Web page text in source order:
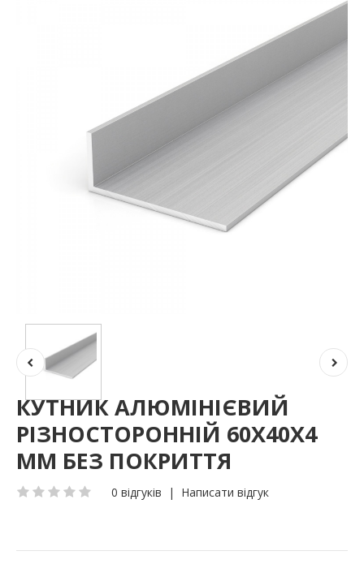
КУТНИК АЛЮМІНІЄВИЙ
РІЗНОСТОРОННІЙ 60Х40Х4
ММ БЕЗ ПОКРИТТЯ
0 відгуків | Написати відгук